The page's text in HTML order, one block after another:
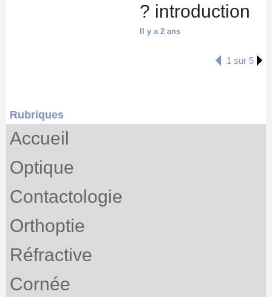
? introduction
Il y a 2 ans
1 sur 5
Rubriques
Accueil
Optique
Contactologie
Orthoptie
Réfractive
Cornée